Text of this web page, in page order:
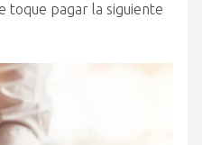
toque pagar la siguiente